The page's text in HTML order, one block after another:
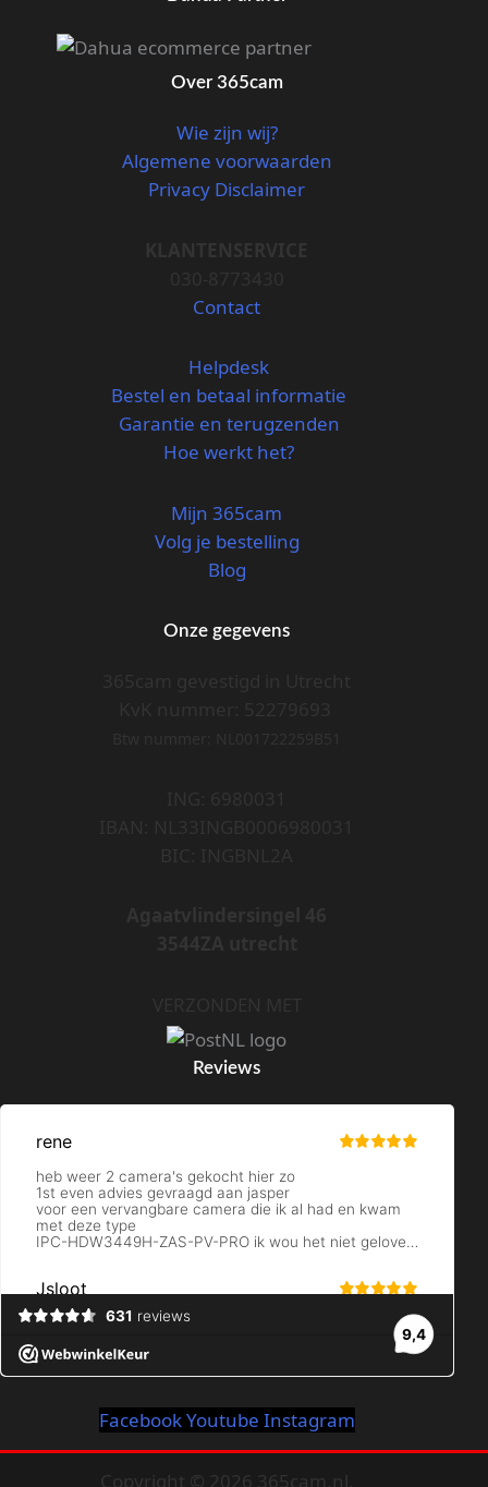
Over 365cam
Wie zijn wij?
Algemene voorwaarden
Privacy Disclaimer
Contact
Helpdesk
Bestel en betaal informatie
Garantie en terugzenden
Hoe werkt het?
Mijn 365cam
Volg je bestelling
Blog
Onze gegevens
Reviews
FacebookYoutube Instagram
Copyright © 2026 365cam.nl.